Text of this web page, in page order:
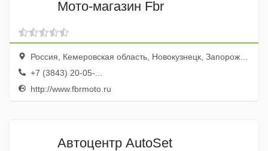
Мото-магазин Fbr
Россия, Кемеровская область, Новокузнецк, Запорожская улица, 21Б
+7 (3843) 20-05-...
http://www.fbrmoto.ru
Автоцентр AutoSet